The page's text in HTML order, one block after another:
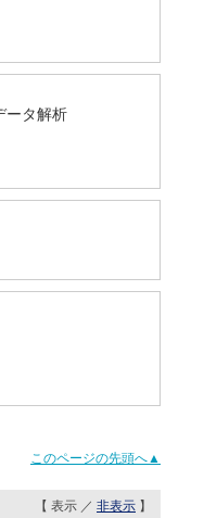
ータ解析
このページの先頭へ▲
【 表示 ／ 非表示 】